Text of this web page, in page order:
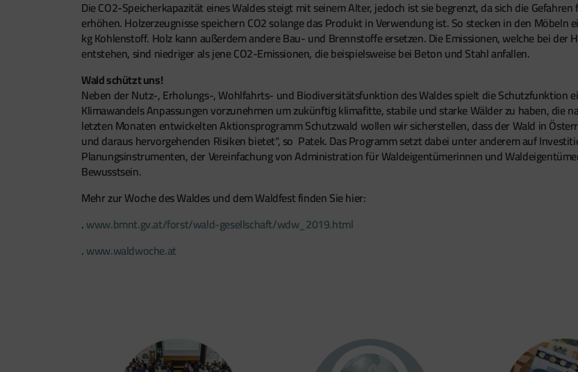
Die CO2-Speicherkapazität eines Waldes steigt mit seinem Alter, jedoch ist sie begrenzt, da sich die
erhöhen. Holzerzeugnisse speichern CO2 solange das Produkt in Verwendung ist. So stecken in den
kg Kohlenstoff. Holz kann außerdem andere Bau- und Brennstoffe ersetzen. Die Emissionen, welche bei
entstehen, sind niedriger als jene CO2-Emissionen, die beispielsweise bei Beton und Stahl anfallen.
Wald schützt uns!
Neben der Nutz-, Erholungs-, Wohlfahrts- und Biodiversitätsfunktion des Waldes spielt die Schutzfunktion
Klimawandels Anpassungen vorzunehmen um zukünftig klimafitte, stabile und starke Wälder zu haben, die
letzten Monaten entwickelten Aktionsprogramm Schutzwald wollen wir sicherstellen, dass der Wald in
und daraus hervorgehenden Risiken bietet“, so Patek. Das Programm setzt dabei unter anderem auf
Planungsinstrumenten, der Vereinfachung von Administration für Waldeigentümerinnen und
Bewusstsein.
Mehr zur Woche des Waldes und dem Waldfest finden Sie hier:
.www.bmnt.gv.at/forst/wald-gesellschaft/wdw_2019.html
.www.waldwoche.at